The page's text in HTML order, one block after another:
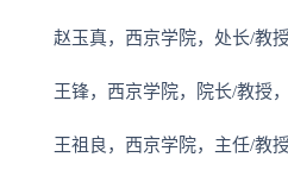
赵玉真，西京学院，处长/教
王锋，西京学院，院长/教授
王祖良，西京学院，主任/教